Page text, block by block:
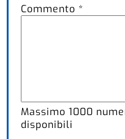
Commento *
Massimo1000
disponibili